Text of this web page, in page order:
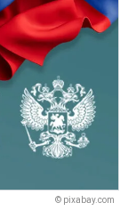
© pixabay.com